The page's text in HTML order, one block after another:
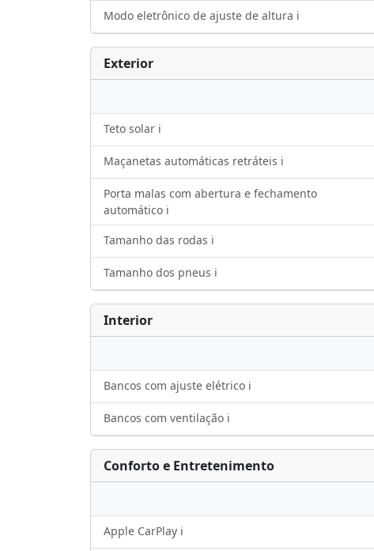
Modo eletrônico de ajuste de altura ℹ️
Exterior
Teto solar ℹ️
Maçanetas automáticas retráteis ℹ️
Porta malas com abertura e fechamento
automático ℹ️
Tamanho das rodas ℹ️
Tamanho dos pneus ℹ️
Interior
Bancos com ajuste elétrico ℹ️
Bancos com ventilação ℹ️
Conforto e Entretenimento
Apple CarPlay ℹ️